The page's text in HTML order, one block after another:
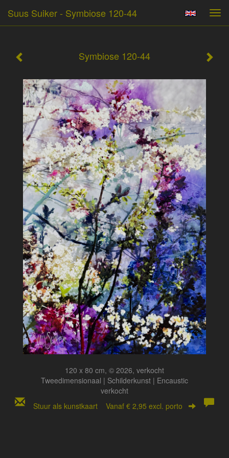
Suus Suiker - Symbiose 120-44
Symbiose 120-44
120 x 80 cm, © 2026, verkocht
Tweedimensionaal | Schilderkunst | Encaustic
verkocht
Stuur als kunstkaart Vanaf € 2,95 excl. porto